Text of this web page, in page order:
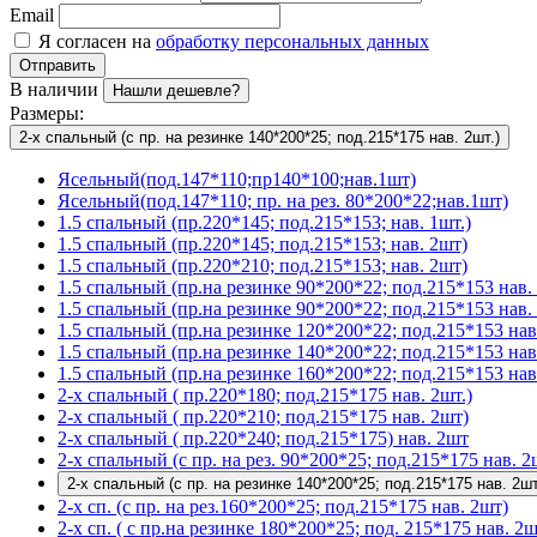
Email
Я согласен на обработку персональных данных
Отправить
В наличии Нашли дешевле?
Размеры:
2-х спальный (с пр. на резинке 140*200*25; под.215*175 нав. 2шт.)
Ясельный(под.147*110;пр140*100;нав.1шт)
Ясельный(под.147*110; пр. на рез. 80*200*22;нав.1шт)
1.5 спальный (пр.220*145; под.215*153; нав. 1шт.)
1.5 спальный (пр.220*145; под.215*153; нав. 2шт)
1.5 спальный (пр.220*210; под.215*153; нав. 2шт)
1.5 спальный (пр.на резинке 90*200*22; под.215*153
1.5 спальный (пр.на резинке 90*200*22; под.215*153
1.5 спальный (пр.на резинке 120*200*22; под.215*153
1.5 спальный (пр.на резинке 140*200*22; под.215*153
1.5 спальный (пр.на резинке 160*200*22; под.215*153
2-х спальный ( пр.220*180; под.215*175 нав. 2шт.)
2-х спальный ( пр.220*210; под.215*175 нав. 2шт)
2-х спальный ( пр.220*240; под.215*175) нав. 2шт
2-х спальный (с пр. на рез. 90*200*25; под.215*175 нав.
2-х спальный (с пр. на резинке 140*200*25; под.215*175 нав.
2-х сп. (с пр. на рез.160*200*25; под.215*175 нав. 2шт)
2-х сп. ( с пр.на резинке 180*200*25; под. 215*175 нав.